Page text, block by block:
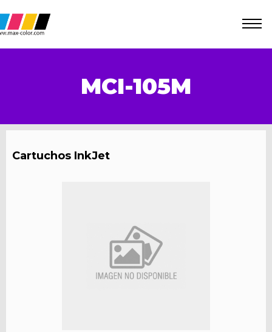
MCI-105M
Cartuchos InkJet